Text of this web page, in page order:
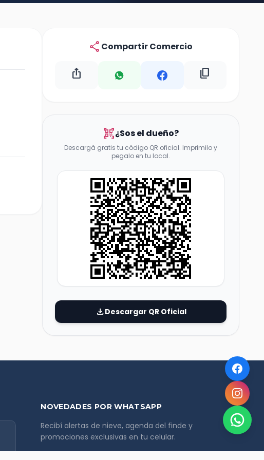
share Compartir Comercio
ios_share content_copy
qr_code_scanner¿Sos el dueño?
Descargá gratis tu código QR oficial. Imprimilo y
pegalo en tu local.
downloadDescargar QR Oficial
NOVEDADES POR WHATSAPP
Recibí alertas de nieve, agenda del finde y
promociones exclusivas en tu celular.